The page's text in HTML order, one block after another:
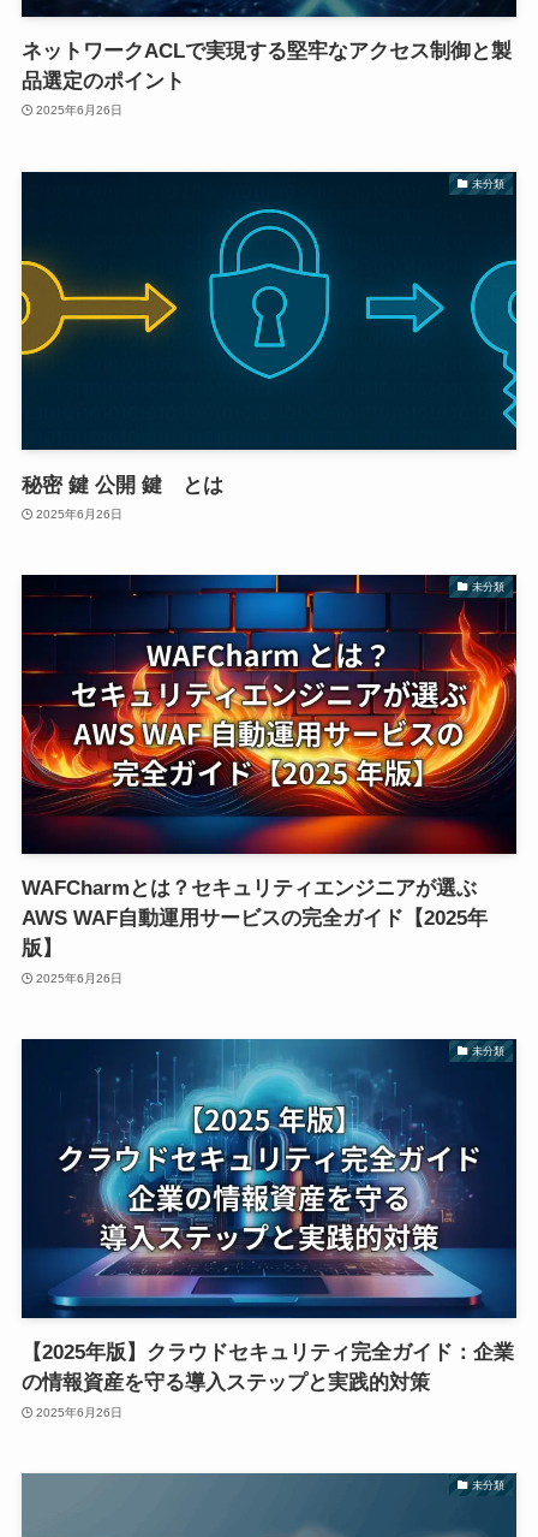
ネットワークACLで実現する堅牢なアクセス制御と製
品選定のポイント
2025年6月26日
未分類
秘密 鍵 公開 鍵 とは
2025年6月26日
未分類
WAFCharmとは？セキュリティエンジニアが選ぶ
AWS WAF自動運用サービスの完全ガイド【2025年
版】
2025年6月26日
未分類
【2025年版】クラウドセキュリティ完全ガイド：企業
の情報資産を守る導入ステップと実践的対策
2025年6月26日
未分類